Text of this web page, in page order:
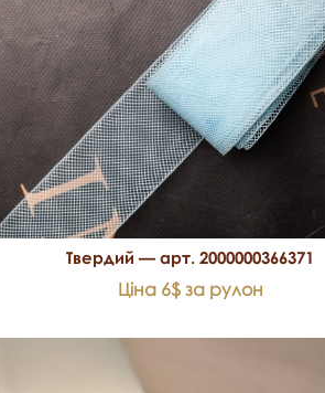
Твердий — арт. 2000000366371
Ціна 6$ за рулон